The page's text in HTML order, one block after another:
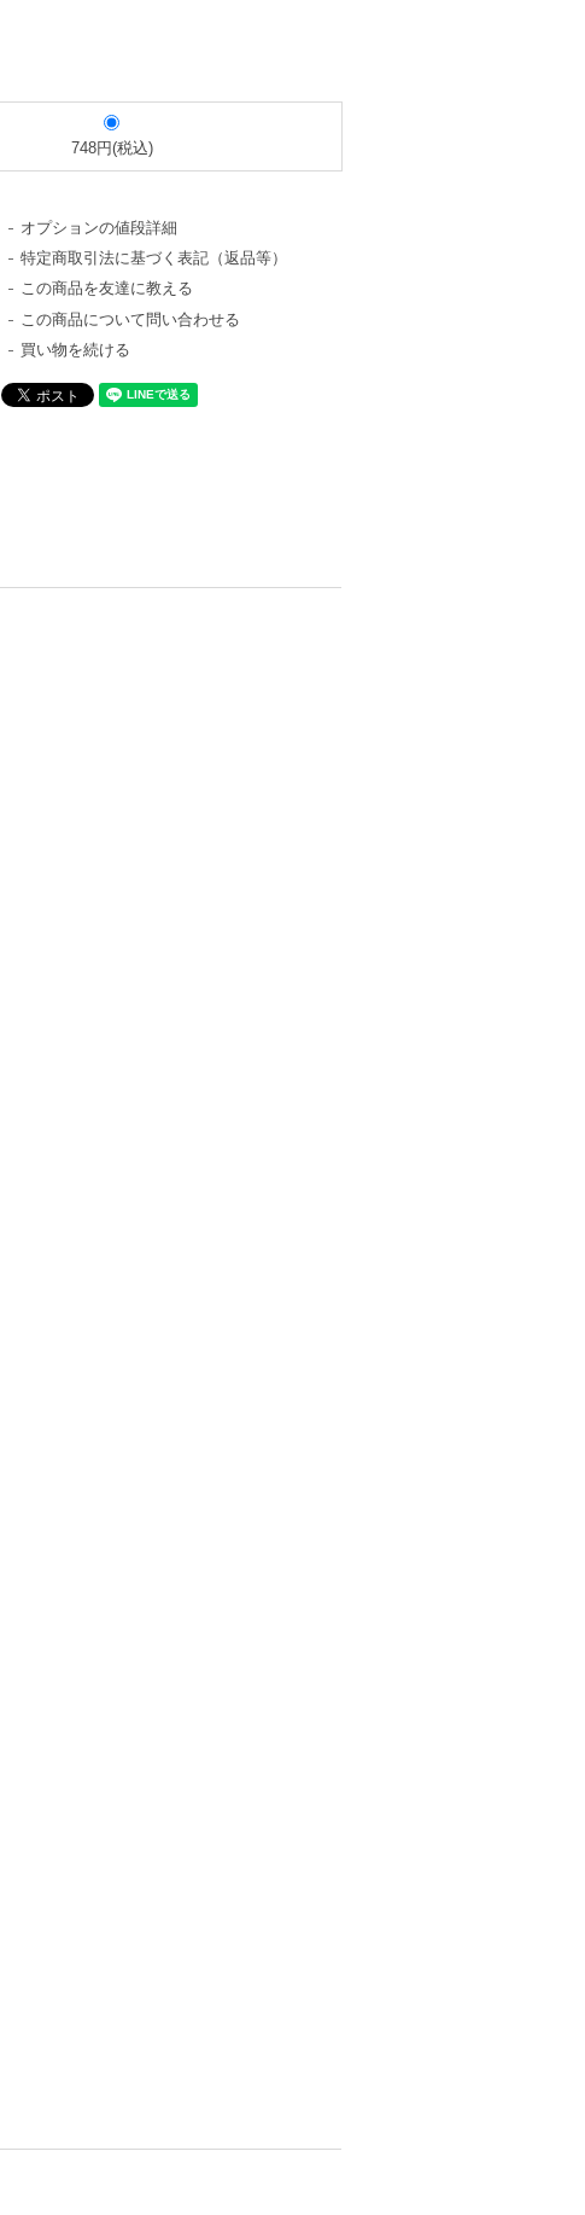
748円(税込)
オプションの値段詳細
特定商取引法に基づく表記（返品等）
この商品を友達に教える
この商品について問い合わせる
買い物を続ける